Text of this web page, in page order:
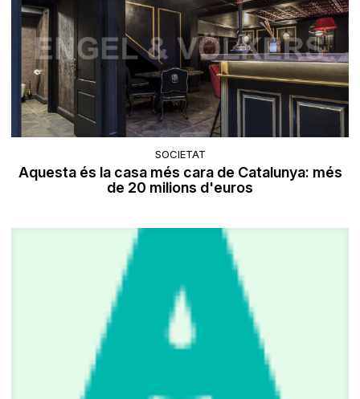
SOCIETAT
Aquesta és la casa més cara de Catalunya: més
de 20 milions d'euros